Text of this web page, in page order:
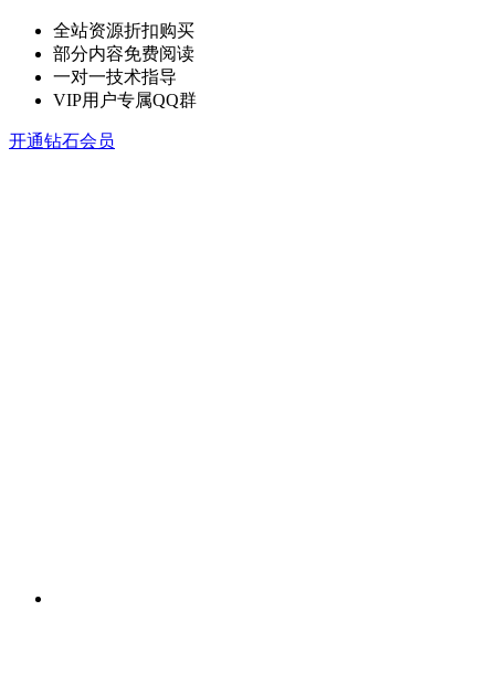
全站资源折扣购买
部分内容免费阅读
一对一技术指导
VIP用户专属QQ群
开通钻石会员